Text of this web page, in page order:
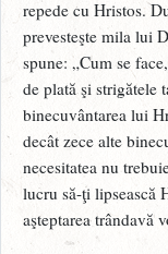
repede cu Hristos.
prevesteşte mila lui
spune: „Cum se
de plată şi strigătele
binecuvântarea lui
decât zece alte
necesitatea nu
lucru să-ţi lipsească
aşteptarea trândavă